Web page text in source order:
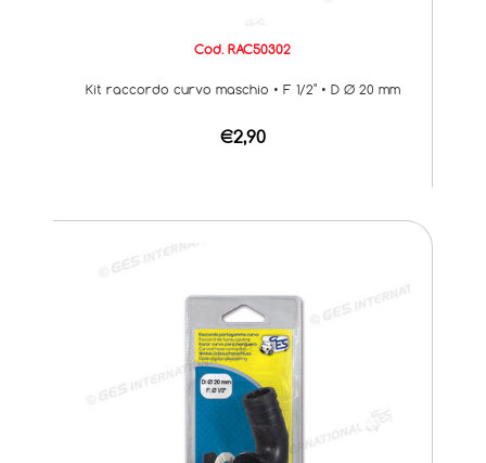
Cod. RAC50302
Kit raccordo curvo maschio • F 1/2" • D Ø 20 mm
€2,90